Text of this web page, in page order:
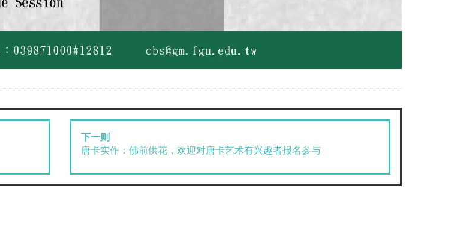
下一则
唐卡实作：佛前供花，欢迎对唐卡艺术有兴趣者报名参与